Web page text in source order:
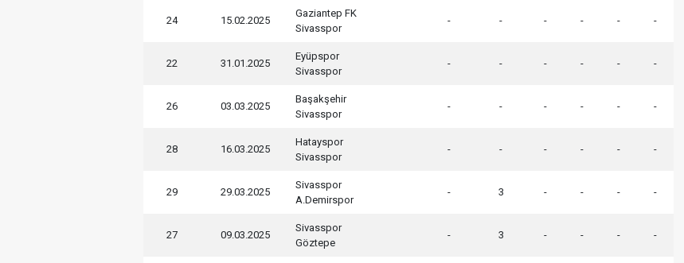
24 15.02.2025
Gaziantep FK
Sivasspor
- - - - - -
22 31.01.2025
Eyüpspor
Sivasspor
- - - - - -
26 03.03.2025
Başakşehir
Sivasspor
- - - - - -
28 16.03.2025
Hatayspor
Sivasspor
- - - - - -
29 29.03.2025
Sivasspor
A.Demirspor
- 3 - - - -
27 09.03.2025
Sivasspor
Göztepe
- 3 - - - -